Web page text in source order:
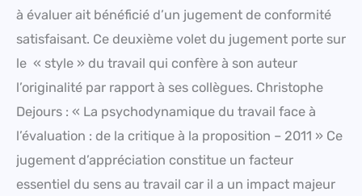
à évaluer ait bénéficié d’un jugement de conformité
satisfaisant. Ce deuxième volet du jugement porte sur
le « style » du travail qui confère à son auteur
l’originalité par rapport à ses collègues. Christophe
Dejours : « La psychodynamique du travail face à
l’évaluation : de la critique à la proposition – 2011 » Ce
jugement d’appréciation constitue un facteur
essentiel du sens au travail car il a un impact majeur